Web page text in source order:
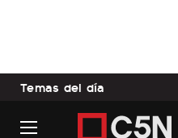
Temas del día